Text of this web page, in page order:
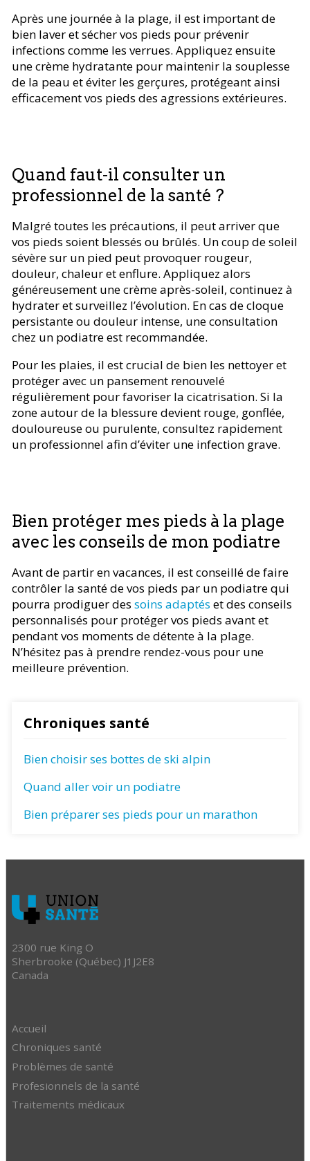
Après une journée à la plage, il est important de
bien laver et sécher vos pieds pour prévenir
infections comme les verrues. Appliquez ensuite
une crème hydratante pour maintenir la souplesse
de la peau et éviter les gerçures, protégeant ainsi
efficacement vos pieds des agressions extérieures.
Quand faut-il consulter un
professionnel de la santé ?
Malgré toutes les précautions, il peut arriver que
vos pieds soient blessés ou brûlés. Un coup de soleil
sévère sur un pied peut provoquer rougeur,
douleur, chaleur et enflure. Appliquez alors
généreusement une crème après-soleil, continuez à
hydrater et surveillez l’évolution. En cas de cloque
persistante ou douleur intense, une consultation
chez un podiatre est recommandée.
Pour les plaies, il est crucial de bien les nettoyer et
protéger avec un pansement renouvelé
régulièrement pour favoriser la cicatrisation. Si la
zone autour de la blessure devient rouge, gonflée,
douloureuse ou purulente, consultez rapidement
un professionnel afin d’éviter une infection grave.
Bien protéger mes pieds à la plage
avec les conseils de mon podiatre
Avant de partir en vacances, il est conseillé de faire
contrôler la santé de vos pieds par un podiatre qui
pourra prodiguer des soins adaptés et des conseils
personnalisés pour protéger vos pieds avant et
pendant vos moments de détente à la plage.
N’hésitez pas à prendre rendez-vous pour une
meilleure prévention.
Chroniques santé
Bien choisir ses bottes de ski alpin
Quand aller voir un podiatre
Bien préparer ses pieds pour un marathon
2300 rue King O
Sherbrooke (Québec) J1J2E8
Canada
Accueil
Chroniques santé
Problèmes de santé
Profesionnels de la santé
Traitements médicaux